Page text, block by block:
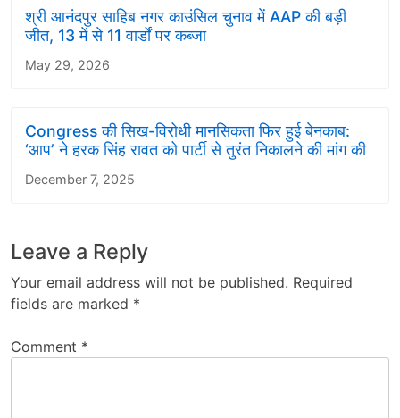
श्री आनंदपुर साहिब नगर काउंसिल चुनाव में AAP की बड़ी
जीत, 13 में से 11 वार्डों पर कब्जा
May 29, 2026
Congress की सिख-विरोधी मानसिकता फिर हुई बेनकाब:
‘आप’ ने हरक सिंह रावत को पार्टी से तुरंत निकालने की मांग की
December 7, 2025
Leave a Reply
Your email address will not be published. Required
fields are marked *
Comment *